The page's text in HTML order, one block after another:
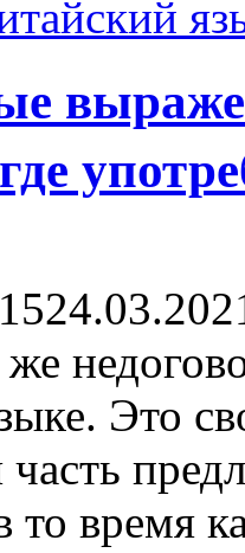
Это
часть
то время